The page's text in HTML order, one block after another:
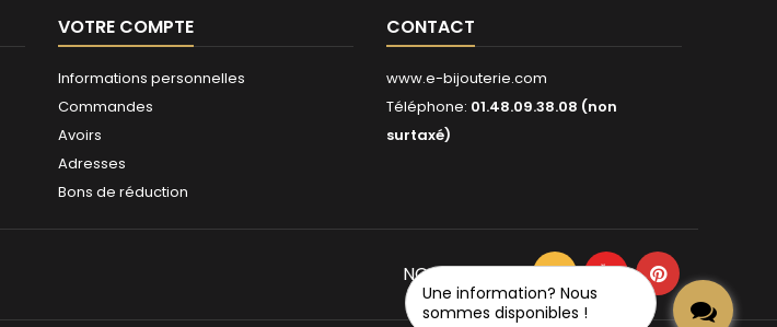
Une information? Nous
sommes disponibles !
VOTRE COMPTE
Informations personnelles
Commandes
Avoirs
Adresses
Bons de réduction
CONTACT
www.e-bijouterie.com
Téléphone: 01.48.09.38.08 (non
surtaxé)
NOUS SUIVRE